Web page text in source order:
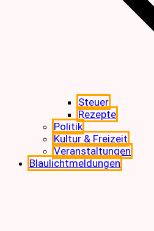
Steuer
Rezepte
Politik
Kultur & Freizeit
Veranstaltungen
Blaulichtmeldungen